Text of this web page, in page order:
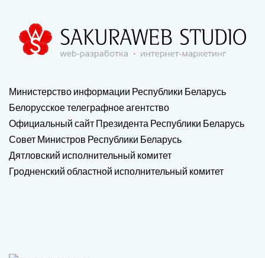
Министерство информации Республики Беларусь
Белорусское телеграфное агентство
Официальный сайт Президента Республики Беларусь
Совет Министров Республики Беларусь
Дятловский исполнительный комитет
Гродненский областной исполнительный комитет